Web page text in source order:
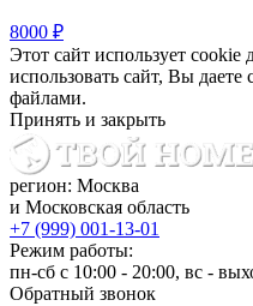
8000 ₽
Этот сайт использует
использовать сайт, Вы даете
файлами.
Принять и закрыть
регион: Москва
и Московская область
+7 (999) 001-13-01
Режим работы:
пн-сб с 10:00 - 20:00, вс -
Обратный звонок